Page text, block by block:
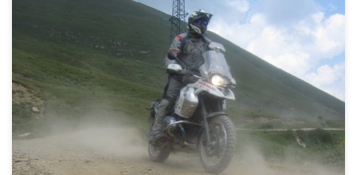
Wir versuchen es mal mit einem Mix aus bewährten
Zutaten. Soll heißen: Es geht mit der Magna Truppe nach
Sardinien. Wir werden am 8.9.21 starten, mit Umwegen
(vielleicht Tschechien) nach Livorno und dann 5 wilde Tage
auf Sardinen.